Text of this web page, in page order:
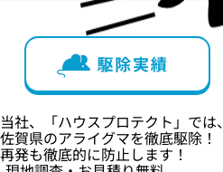
当社、「ハウスプロテクト」では、
佐賀県のアライグマを徹底駆除！
再発も徹底的に防止します！